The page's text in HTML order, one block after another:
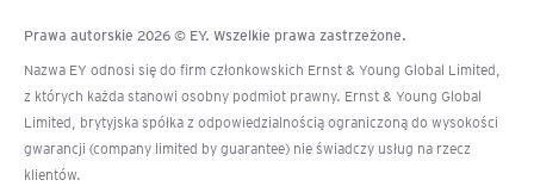
Prawa autorskie 2026 © EY. Wszelkie prawa zastrzeżone.
Nazwa EY odnosi się do firm członkowskich Ernst & Young Global Limited,
z których każda stanowi osobny podmiot prawny. Ernst & Young Global
Limited, brytyjska spółka z odpowiedzialnością ograniczoną do wysokości
gwarancji (company limited by guarantee) nie świadczy usług na rzecz
klientów.